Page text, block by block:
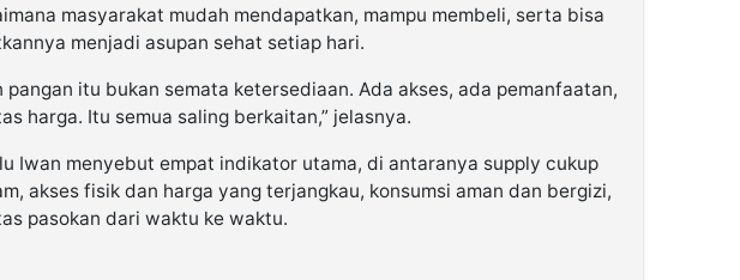
masyarakat mudah mendapatkan, mampu membeli, serta bisa
menjadi asupan sehat setiap hari.
pangan itu bukan semata ketersediaan. Ada akses, ada pemanfaatan,
harga. Itu semua saling berkaitan,” jelasnya.
Iwan menyebut empat indikator utama, di antaranya supply cukup
akses fisik dan harga yang terjangkau, konsumsi aman dan bergizi,
pasokan dari waktu ke waktu.